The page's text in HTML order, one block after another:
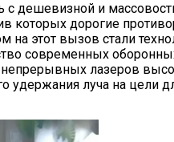
с дешевизной и
которых дорогие
на этот вызов стали
современных
лазеров
удержания луча на цели